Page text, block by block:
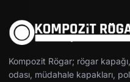
Kompozit Rögar; rögar
odası, müdahale kapakları,